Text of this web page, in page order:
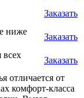
Заказать
ниже
Заказать
всех
Заказать
отличается от
комфорт-класса